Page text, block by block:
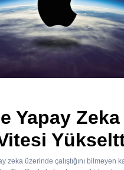
Yapay Zeka
zeka üzerinde çalıştığını bilmeyen